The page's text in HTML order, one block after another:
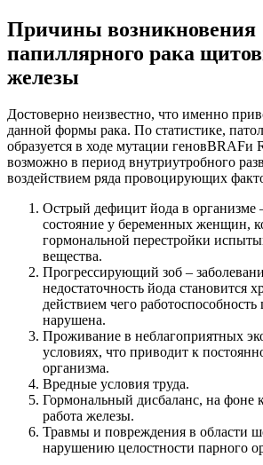
Причины возникновения
папиллярного рака
железы
Достоверно неизвестно, что именно
данной формы рака. По статистике,
образуется в ходе мутации геновBRAFи
возможно в период внутриутробного
воздействием ряда провоцирующих
Острый дефицит йода в организме
состояние у беременных женщин,
гормональной перестройки
вещества.
Прогрессирующий зоб –
недостаточность йода становится
действием чего
нарушена.
Проживание в неблагоприятных
условиях, что приводит к
организма.
Вредные условия труда.
Гормональный дисбаланс, на фоне
работа железы.
Травмы и повреждения в области
нарушению целостности парного